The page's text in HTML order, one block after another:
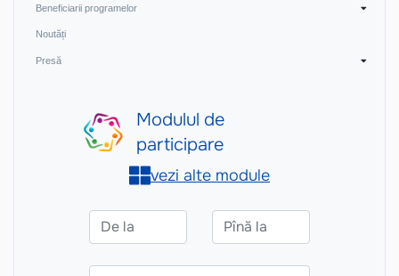
Beneficiarii programelor
Noutăți
Presă